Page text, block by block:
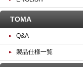
TOMA
Q&A
製品仕様一覧